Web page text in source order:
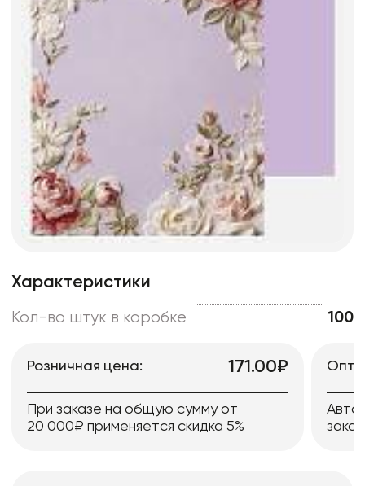
Характеристики
Кол-во штук в коробке 100
Розничная цена: 171.00₽
При заказе на общую сумму от
20 000₽ применяется скидка 5%